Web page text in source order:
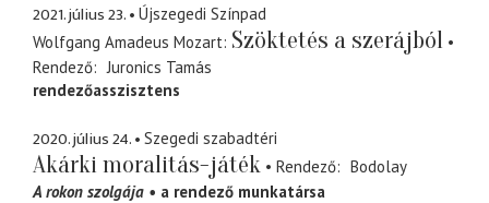
2021. július 23.
Újszegedi Színpad
Wolfgang Amadeus Mozart Szöktetés a szerájból
Rendező
Juronics Tamás
rendezőasszisztens
2020. július 24. Szegedi szabadtéri
Akárki moralitás-játék Rendező
Bodolay
A rokon szolgája
a rendező munkatársa